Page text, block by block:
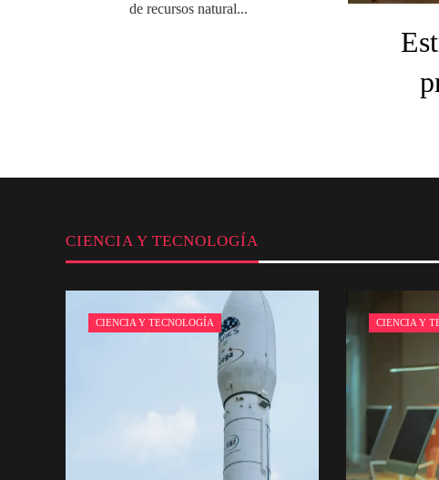
de recursos natural...
CIENCIA Y TECNOLOGÍA
CIENCIA Y TECNOLOGÍA CIENCIA Y